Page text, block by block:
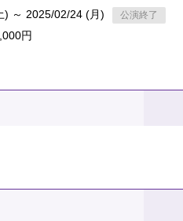
) ～ 2025/02/24 (月) 公演終了
円